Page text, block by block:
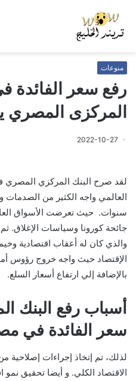
منوعات
رفع سعر الفائدة
المركزى المصري
2022-10-27
لقد صرح البنك المركزي المصري
العالمي واجه الكثير من الصدمات
سنوات. حيث تعرضت الأسواق
جائحة كورونا وسياسات الإغلاق.
والذي كان له أعقاب اقتصادية
الإقتصاد حيث واجه خروج رؤوس
بالإضافة إلي ارتفاع أسعار السلع.
أسباب رفع البنك
سعر الفائدة في
لذلك، تم إتخاذ إجراءات إصلاحية
الاقتصاد الكلي. و أيضا تحقيق